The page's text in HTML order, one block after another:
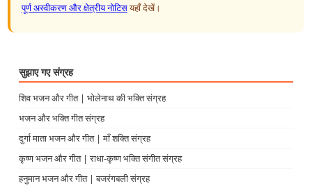
पूर्ण अस्वीकरण और क्षेत्रीय नोटिसयहाँ देखें।
सुझाए गए संग्रह
शिव भजन और गीत | भोलेनाथ की भक्ति संग्रह
भजन और भक्ति गीत संग्रह
दुर्गा माता भजन और गीत | माँ शक्ति संग्रह
कृष्ण भजन और गीत | राधा-कृष्ण भक्ति संगीत संग्रह
हनुमान भजन और गीत | बजरंगबली संग्रह